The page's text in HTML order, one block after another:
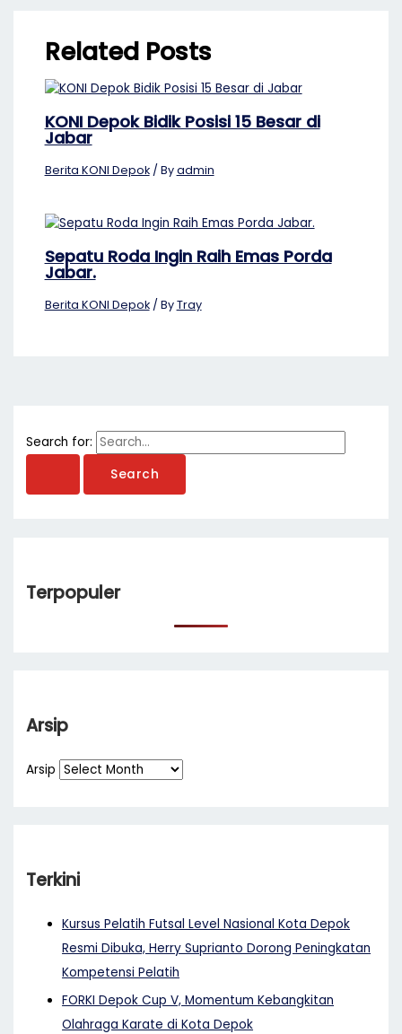
Related Posts
KONI Depok Bidik Posisi 15 Besar di
Jabar
Berita KONI Depok/ Byadmin
Sepatu Roda Ingin Raih Emas Porda
Jabar.
Berita KONI Depok/ ByTray
Search for:
Terpopuler
Arsip
Arsip
Terkini
Kursus Pelatih Futsal Level Nasional Kota Depok
Resmi Dibuka, Herry Suprianto Dorong Peningkatan
Kompetensi Pelatih
FORKI Depok Cup V, Momentum Kebangkitan
Olahraga Karate di Kota Depok